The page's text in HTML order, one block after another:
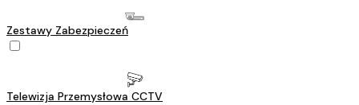
Zestawy Zabezpieczeń
Telewizja Przemysłowa CCTV